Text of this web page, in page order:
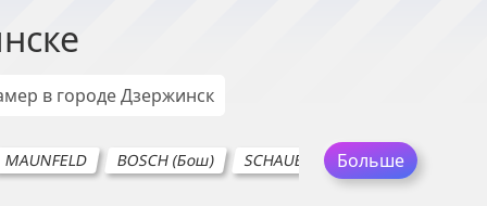
в городеДзержинск
MAUNFELD BOSCH (Бош) SCHAUB LORENZ SMEG
Больше